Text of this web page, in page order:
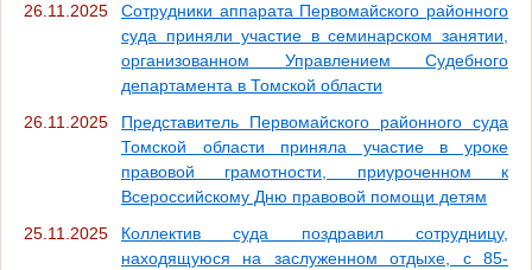
26.11.2025
Сотрудники аппарата Первомайского районного
суда приняли участие в семинарском занятии,
организованном Управлением Судебного
департамента в Томской области
26.11.2025
Представитель Первомайского районного суда
Томской области приняла участие в уроке
правовой грамотности, приуроченном к
Всероссийскому Дню правовой помощи детям
25.11.2025
Коллектив суда поздравил сотрудницу,
находящуюся на заслуженном отдыхе, с 85-